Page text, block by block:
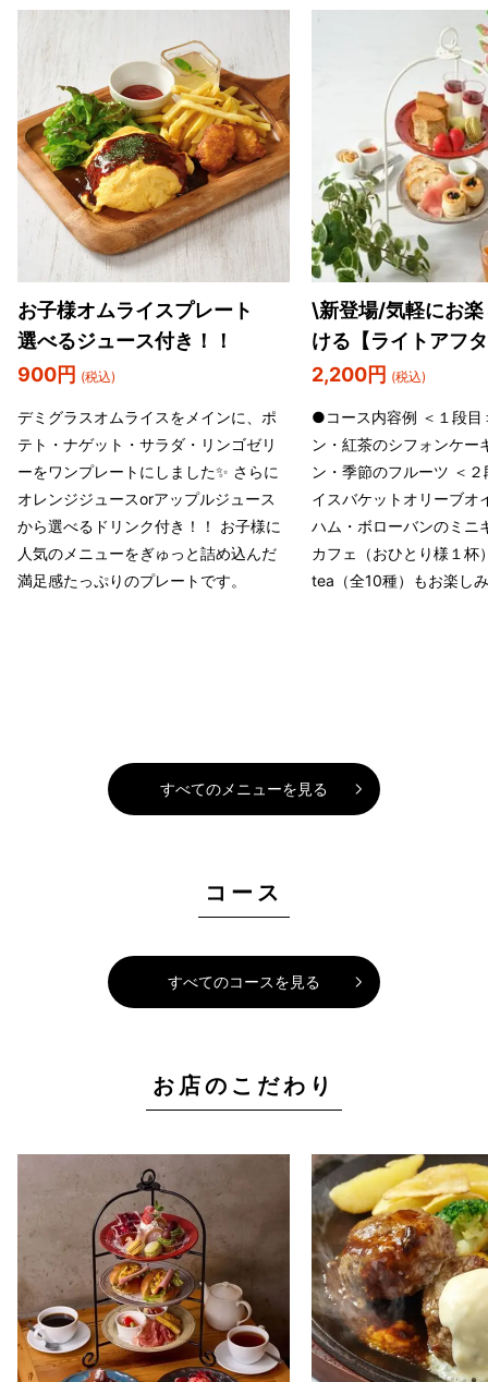
お子様オムライスプレート
選べるジュース付き！！
900円 (税込)
デミグラスオムライスをメインに、ポ
テト・ナゲット・サラダ・リンゴゼリ
ーをワンプレートにしました✨ さらに
オレンジジュースorアップルジュース
から選べるドリンク付き！！ お子様に
人気のメニューをぎゅっと詰め込んだ
満足感たっぷりのプレートです。
\新登場/気軽にお
ける【ライトアフ
ィー】
2,200円 (税込)
●コース内容例 ＜１段目
ン・紅茶のシフォンケー
ン・季節のフルーツ ＜
イスバケットオリーブオ
ハム・ボローバンのミ
カフェ（おひとり様１杯
tea（全10種）もお楽し
すべてのメニューを見る
コース
すべてのコースを見る
お店のこだわり